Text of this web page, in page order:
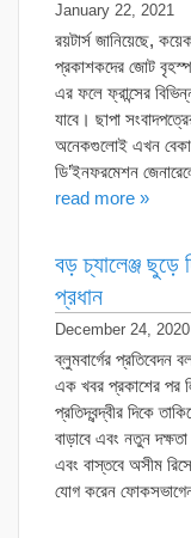
January 22, 2021
রয়টার্স জানিয়েছে,
প্রকাশকদের জোট
এর ফলে ফ্রান্সের
যাবে। ছাপা
অনেকগুলোই এখন
ডি’ইনফরমেশন
read more »
বড় চ্যালেঞ্জ
প্রধান
December 24, 2020
ব্লুমবার্গের প্রতিবেদন
এক খবর প্রকাশের পর
প্রতিদ্বন্দ্বীর দিকে
বাড়াবে এবং নতুন
এবং বাস্তবে অসীম
যোগ করেন